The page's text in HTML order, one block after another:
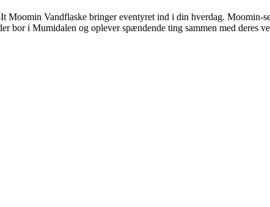
Vandflaske bringer eventyret ind i din hverdag. Moomin-
bor i Mumidalen og oplever spændende ting sammen med